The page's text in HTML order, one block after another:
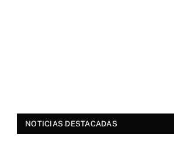
NOTICIAS DESTACADAS